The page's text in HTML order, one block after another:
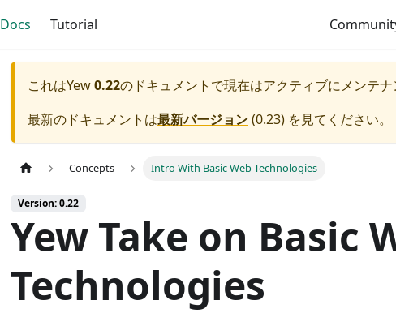
Docs Tutorial
これはYew0.22のドキュメントで現在はアクティブにメンテナ
最新のドキュメントは最新バージョン(0.23) を見てください。
Concepts Intro With Basic Web Technologies
Version: 0.22
Yew Take on Basic
Technologies